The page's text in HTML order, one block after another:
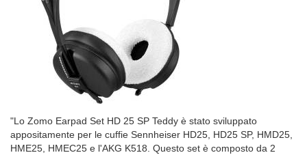
"Lo Zomo Earpad Set HD 25 SP Teddy è stato sviluppato
appositamente per le cuffie Sennheiser HD25, HD25 SP, HMD25,
HME25, HMEC25 e l'AKG K518. Questo set è composto da 2